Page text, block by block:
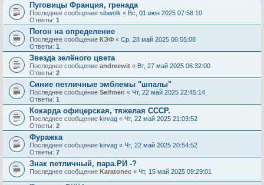
Пуговицы Франция, гренада
Последнее сообщение sibwolk « Вс, 01 июн 2025 07:58:10
Ответы: 1
Погон на определение
Последнее сообщение КЭФ « Ср, 28 май 2025 06:55:08
Ответы: 1
Звезда зелёного цвета
Последнее сообщение andreewit « Вт, 27 май 2025 06:32:00
Ответы: 2
Синие петличные эмблемы "шпалы"
Последнее сообщение Seifmen « Чт, 22 май 2025 22:45:14
Ответы: 1
Кокарда офицерская, тяжелая СССР.
Последнее сообщение kirvag « Чт, 22 май 2025 21:03:52
Ответы: 2
Фуражка
Последнее сообщение kirvag « Чт, 22 май 2025 20:54:52
Ответы: 7
Знак петличный, пара.РИ -?
Последнее сообщение Karatonec « Чт, 15 май 2025 09:29:01